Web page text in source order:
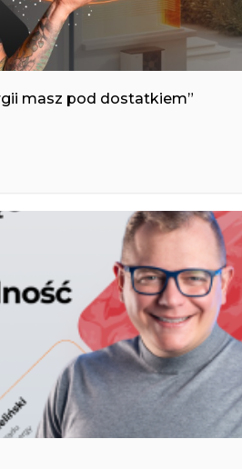
masz pod dostatkiem”